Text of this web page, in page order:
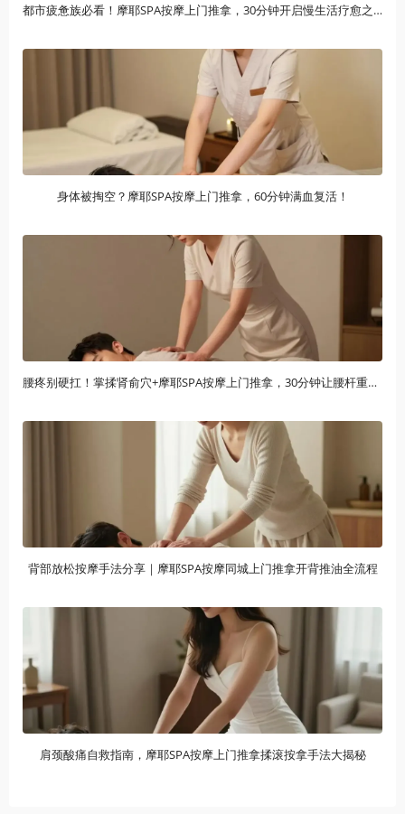
都市疲惫族必看！摩耶SPA按摩上门推拿，30分钟开启慢生活疗愈之旅
身体被掏空？摩耶SPA按摩上门推拿，60分钟满血复活！
腰疼别硬扛！掌揉肾俞穴+摩耶SPA按摩上门推拿，30分钟让腰杆重获新生
背部放松按摩手法分享｜摩耶SPA按摩同城上门推拿开背推油全流程
肩颈酸痛自救指南，摩耶SPA按摩上门推拿揉滚按拿手法大揭秘